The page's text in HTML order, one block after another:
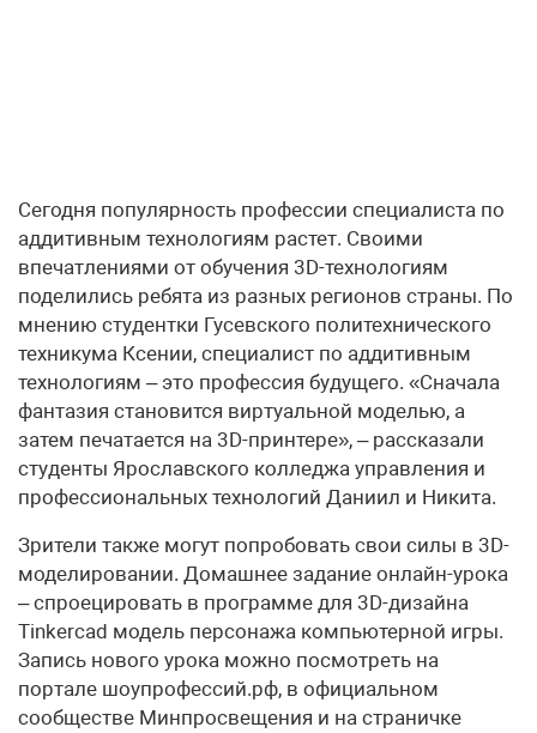
Сегодня популярность профессии специалиста по
аддитивным технологиям растет. Своими
впечатлениями от обучения 3D-технологиям
поделились ребята из разных регионов страны. По
мнению студентки Гусевского политехнического
техникума Ксении, специалист по аддитивным
технологиям – это профессия будущего. «Сначала
фантазия становится виртуальной моделью, а
затем печатается на 3D-принтере», – рассказали
студенты Ярославского колледжа управления и
профессиональных технологий Даниил и Никита.
Зрители также могут попробовать свои силы в 3D-
моделировании. Домашнее задание онлайн-урока
– спроецировать в программе для 3D-дизайна
Tinkercad модель персонажа компьютерной игры.
Запись нового урока можно посмотреть на
портале шоупрофессий.рф, в официальном
сообществе Минпросвещения и на страничке